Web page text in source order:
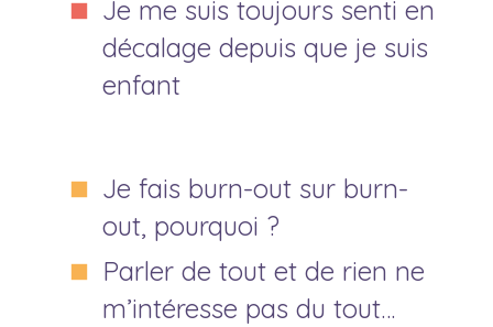
Je me suis toujours senti en
décalage depuis que je suis
enfant
Je fais burn-out sur burn-
out, pourquoi ?
Parler de tout et de rien ne
m’intéresse pas du tout…